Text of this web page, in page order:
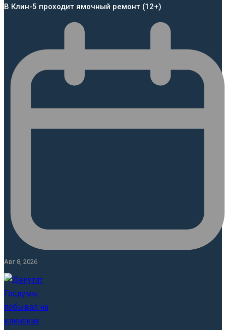
В Клин-5 проходит ямочный ремонт (12+)
Авг 8, 2026